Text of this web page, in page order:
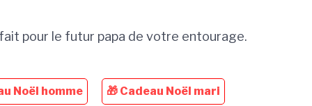
pour le futur papa de votre entourage.
Noël homme 🎁 Cadeau Noël mari